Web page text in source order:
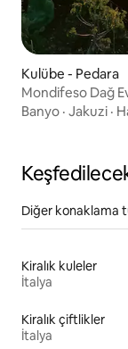
Kulübe - Pedara
Mondifeso Dağ
Banyo · Jakuzi ·
Diğer konaklama
Kiralık kuleler
İtalya
Kiralık çiftlikler
İtalya